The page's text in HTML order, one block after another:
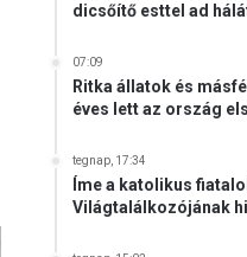
dicsőítő esttel ad
07:09
Ritka állatok és
éves lett az ország
tegnap, 17:34
Íme a katolikus
Világtalálkozójának